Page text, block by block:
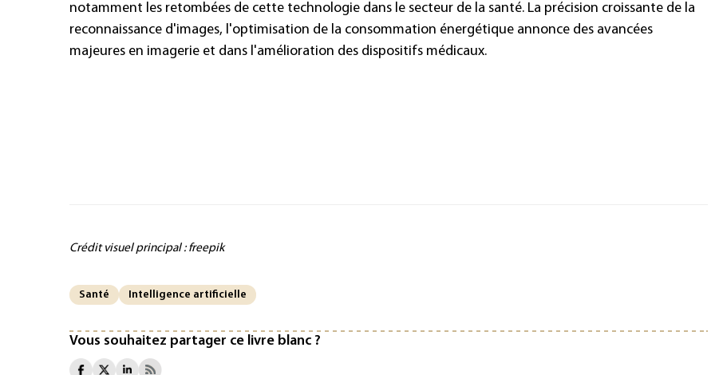
notamment les retombées de cette technologie dans le secteur de la santé. La précision croissante de la
reconnaissance d'images, l'optimisation de la consommation énergétique annonce des avancées
majeures en imagerie et dans l'amélioration des dispositifs médicaux.
Crédit visuel principal : freepik
Santé Intelligence artificielle
Vous souhaitez partager ce livre blanc ?